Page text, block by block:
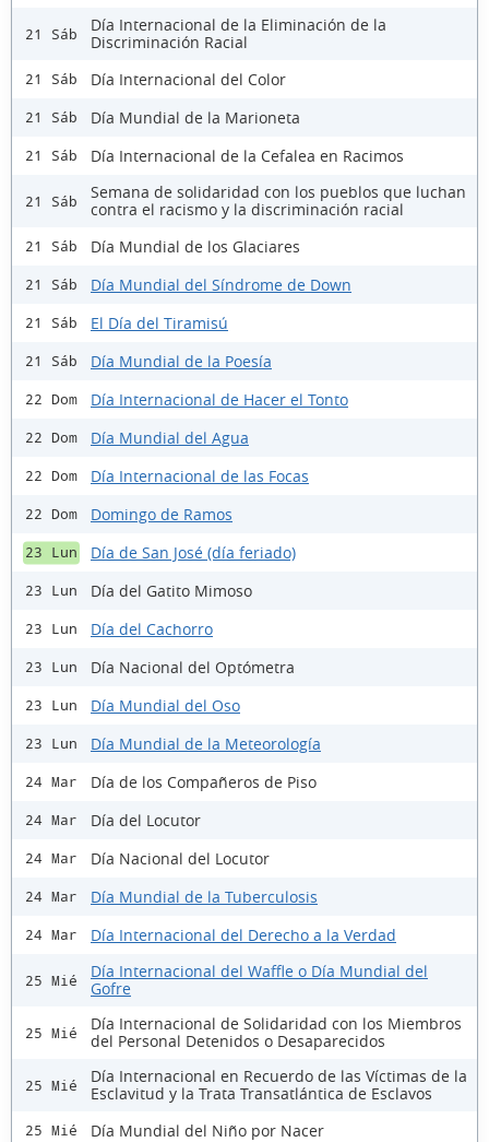
21 Sáb
Día Internacional de la Eliminación de la
Discriminación Racial
21 Sáb Día Internacional del Color
21 Sáb Día Mundial de la Marioneta
21 Sáb Día Internacional de la Cefalea en Racimos
21 Sáb
Semana de solidaridad con los pueblos que luchan
contra el racismo y la discriminación racial
21 Sáb Día Mundial de los Glaciares
21 Sáb Día Mundial del Síndrome de Down
21 Sáb El Día del Tiramisú
21 Sáb Día Mundial de la Poesía
22 Dom Día Internacional de Hacer el Tonto
22 Dom Día Mundial del Agua
22 Dom Día Internacional de las Focas
22 Dom Domingo de Ramos
23 Lun Día de San José (día feriado)
23 Lun Día del Gatito Mimoso
23 Lun Día del Cachorro
23 Lun Día Nacional del Optómetra
23 Lun Día Mundial del Oso
23 Lun Día Mundial de la Meteorología
24 Mar Día de los Compañeros de Piso
24 Mar Día del Locutor
24 Mar Día Nacional del Locutor
24 Mar Día Mundial de la Tuberculosis
24 Mar Día Internacional del Derecho a la Verdad
25 Mié
Día Internacional del Waffle o Día Mundial del
Gofre
25 Mié
Día Internacional de Solidaridad con los Miembros
del Personal Detenidos o Desaparecidos
25 Mié
Día Internacional en Recuerdo de las Víctimas de la
Esclavitud y la Trata Transatlántica de Esclavos
25 Mié Día Mundial del Niño por Nacer